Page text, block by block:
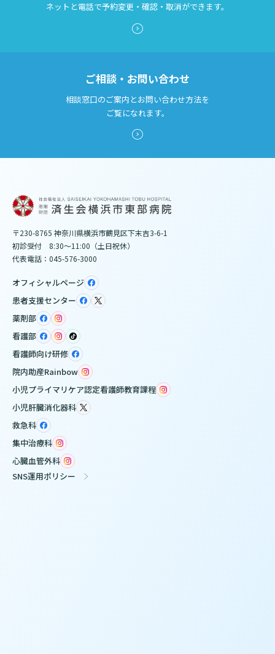
ネットと電話で予約変更・確認・取消ができます。
ご相談・お問い合わせ
相談窓口のご案内とお問い合わせ方法を
ご覧になれます。
〒230-8765 神奈川県横浜市鶴見区下末吉3-6-1
初診受付 8:30～11:00（土日祝休）
代表電話：045-576-3000
オフィシャルページ
患者支援センター
薬剤部
看護部
看護師向け研修
院内助産Rainbow
小児プライマリケア認定看護師教育課程
小児肝臓消化器科
救急科
集中治療科
心臓血管外科
SNS運用ポリシー